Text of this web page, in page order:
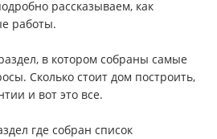
рассказываем, как
работы.
в котором собраны самые
Сколько стоит дом построить,
и вот это все.
где собран список